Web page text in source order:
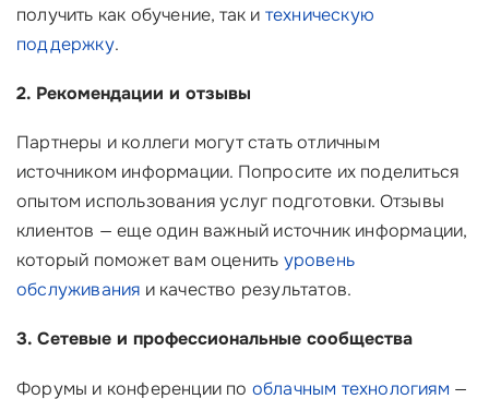
получить как обучение, так и техническую
поддержку.
2. Рекомендации и отзывы
Партнеры и коллеги могут стать отличным
источником информации. Попросите их поделиться
опытом использования услуг подготовки. Отзывы
клиентов — еще один важный источник информации,
который поможет вам оценить уровень
обслуживания и качество результатов.
3. Сетевые и профессиональные сообщества
Форумы и конференции по облачным технологиям —